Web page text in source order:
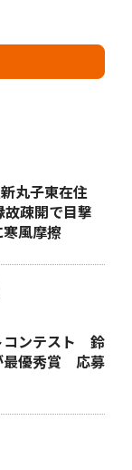
新丸子東在住
疎開で目撃
風摩擦
コンテスト 鈴
最優秀賞 応募